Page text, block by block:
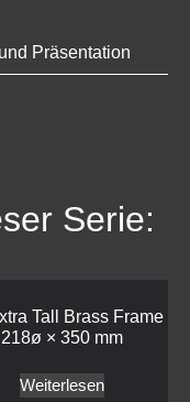
Präsentation
Serie:
Tall Brass Frame
218ø × 350 mm
Weiterlesen